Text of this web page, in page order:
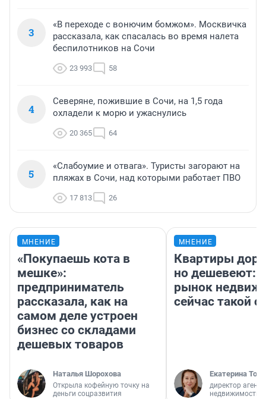
3
«В переходе с вонючим бомжом». Москвичка
рассказала, как спасалась во время налета
беспилотников на Сочи
23 993 58
4
Северяне, пожившие в Сочи, на 1,5 года
охладели к морю и ужаснулись
20 365 64
5
«Слабоумие и отвага». Туристы загорают на
пляжах в Сочи, над которыми работает ПВО
17 813 26
МНЕНИЕ
«Покупаешь кота в
мешке»:
предприниматель
рассказала, как на
самом деле устроен
бизнес со складами
дешевых товаров
Наталья Шорохова
Открыла кофейную точку на
деньги соцразвития
МНЕНИЕ
Квартиры
но дешевеют:
рынок
сейчас такой
Екатерина
директор
недвижимости